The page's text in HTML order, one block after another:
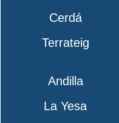
Cerdá
Terrateig
Andilla
La Yesa